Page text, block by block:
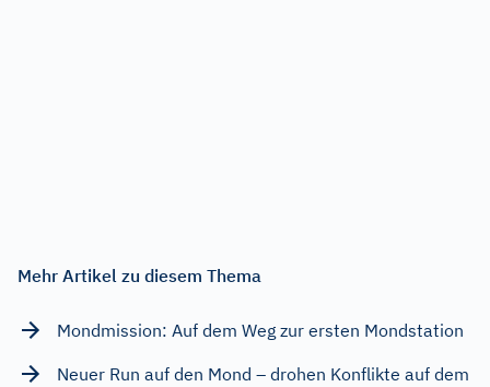
Mehr Artikel zu diesem Thema
Mondmission: Auf dem Weg zur ersten Mondstation
Neuer Run auf den Mond – drohen Konflikte auf dem